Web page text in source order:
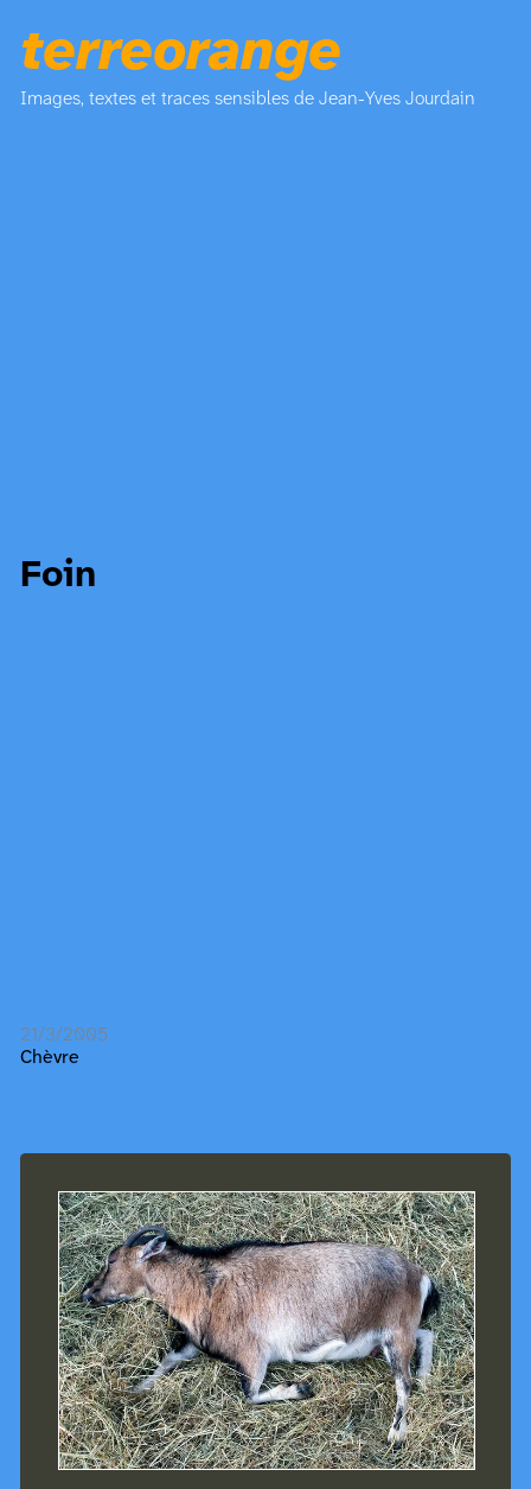
terreorange
Images, textes et traces sensibles de Jean-Yves Jourdain
Foin
21/3/2005
Chèvre